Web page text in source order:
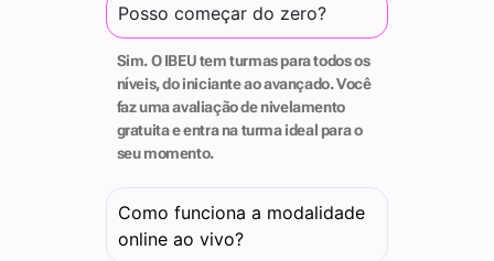
Posso começar do zero?
Sim. O IBEU tem turmas para todos os
níveis, do iniciante ao avançado. Você
faz uma avaliação de nivelamento
gratuita e entra na turma ideal para o
seu momento.
Como funciona a modalidade
online ao vivo?